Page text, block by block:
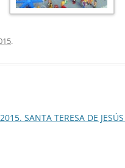
.
2015. SANTA TERESA DE JESÚS